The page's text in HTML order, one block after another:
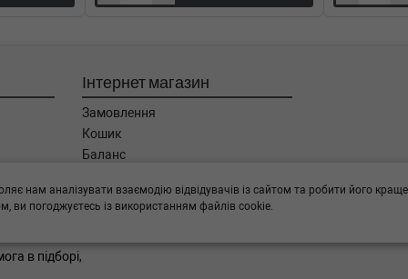
09-01) (Тип: Бензиновый
10-01) (Тип: Бензиновый
1995-11-01) (Тип: Бензиновый
11-01) (Тип: Бензиновый
Інтернет магазин
Замовлення
Кошик
Баланс
Бренди
в підборі,
нам аналізувати взаємодію відвідувачів із сайтом та робити його
ви погоджуєтесь із використанням файлів cookie.